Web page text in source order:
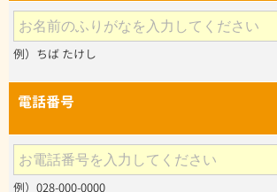
例）ちば たけし
電話番号
例）028-000-0000